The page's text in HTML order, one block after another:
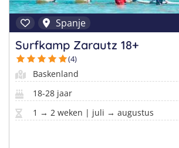
Spanje
Surfkamp Zarautz 18+
(4)
Baskenland
18-28 jaar
1 → 2 weken | juli → augustus